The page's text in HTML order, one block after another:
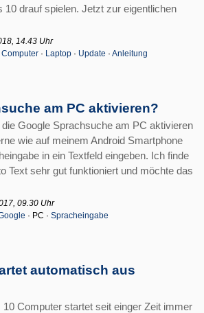
10 drauf spielen. Jetzt zur eigentlichen
14.43 Uhr
Computer · Laptop · Update · Anleitung
am PC aktivieren?
Google Sprachsuche am PC aktivieren
wie auf meinem Android Smartphone
in ein Textfeld eingeben. Ich finde
Text sehr gut funktioniert und möchte das
09.30 Uhr
· PC · Spracheingabe
automatisch aus
10 Computer startet seit einger Zeit immer